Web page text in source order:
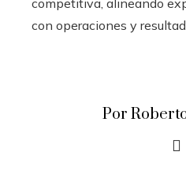
competitiva, alineando
con operaciones y
Por